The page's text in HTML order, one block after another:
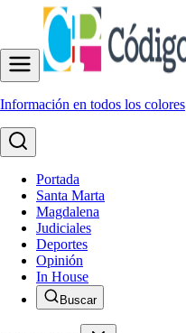
Información en todos los colores
Portada
Santa Marta
Magdalena
Judiciales
Deportes
Opinión
In House
Buscar